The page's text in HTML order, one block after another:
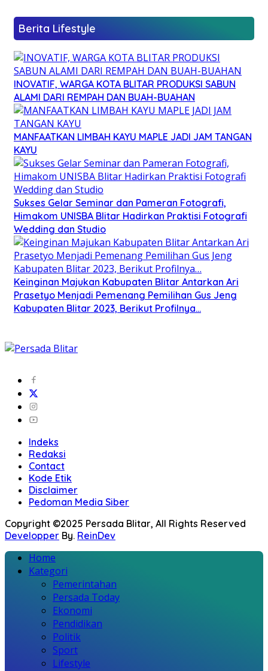
Berita Lifestyle
INOVATIF, WARGA KOTA BLITAR PRODUKSI SABUN
ALAMI DARI REMPAH DAN BUAH-BUAHAN
MANFAATKAN LIMBAH KAYU MAPLE JADI JAM TANGAN
KAYU
Sukses Gelar Seminar dan Pameran Fotografi,
Himakom UNISBA Blitar Hadirkan Praktisi Fotografi
Wedding dan Studio
Keinginan Majukan Kabupaten Blitar Antarkan Ari
Prasetyo Menjadi Pemenang Pemilihan Gus Jeng
Kabupaten Blitar 2023, Berikut Profilnya…
Indeks
Redaksi
Contact
Kode Etik
Disclaimer
Pedoman Media Siber
Copyright ©2025 Persada Blitar, All Rights Reserved
Developper By. ReinDev
Home
Kategori
Pemerintahan
Persada Today
Ekonomi
Pendidikan
Politik
Sport
Lifestyle